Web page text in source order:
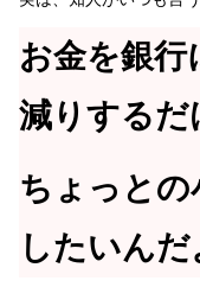
お金を銀行
減りするだ
ちょっと
したいんだ